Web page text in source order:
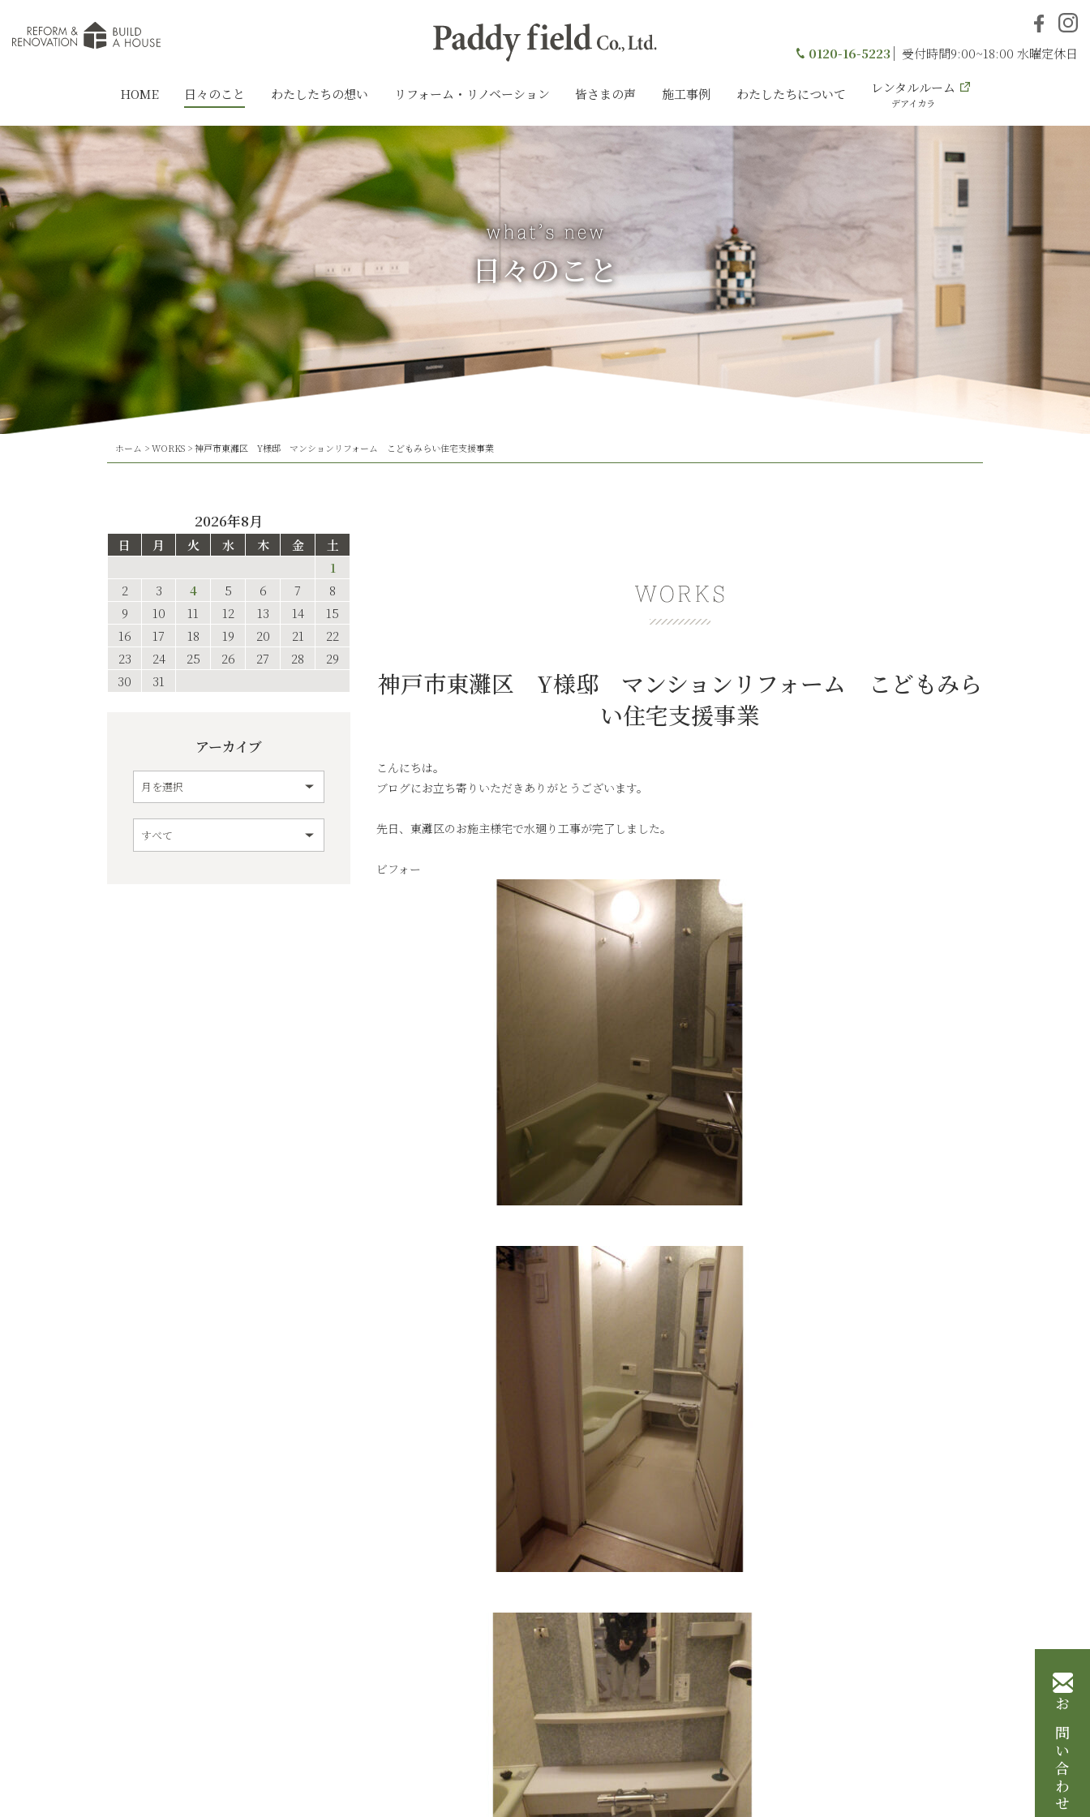
0120-16-5223 受付時間9:00~18:00 水曜定休日
HOME 日々のこと わたしたちの想い リフォーム・リノベーション 皆さまの声 施工事例 わたしたちについて レンタルルーム
デアイカラ
お問い合わせ
日々のこと
ホーム >WORKS>神戸市東灘区 Y様邸 マンションリフォーム こどもみらい住宅支援事業
神戸市東灘区 Y様邸 マンションリフォーム こどもみら
い住宅支援事業
こんにちは。
ブログにお立ち寄りいただきありがとうございます。
先日、東灘区のお施主様宅で水廻り工事が完了しました。
ビフォー
2026年8月
日 月 火 水 木 金
土
1
2
3 4 5 6 7
8
9
10 11 12 13 14
15
16
17 18 19 20 21
22
23
24 25 26 27 28
29
30
31
アーカイブ